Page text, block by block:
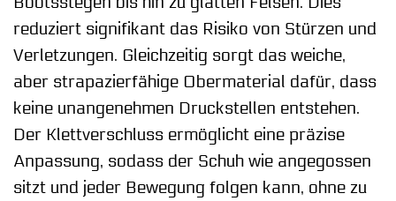
reduziert signifikant das Risiko von Stürzen und
Verletzungen. Gleichzeitig sorgt das weiche,
aber strapazierfähige Obermaterial dafür, dass
keine unangenehmen Druckstellen entstehen.
Der Klettverschluss ermöglicht eine präzise
Anpassung, sodass der Schuh wie angegossen
sitzt und jeder Bewegung folgen kann, ohne zu